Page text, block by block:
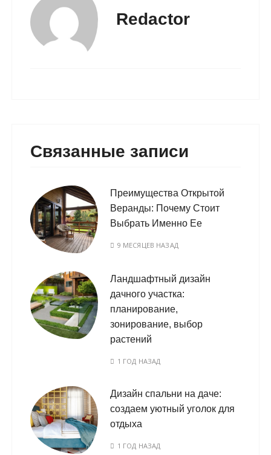
Redactor
Связанные записи
Преимущества Открытой
Веранды: Почему Стоит
Выбрать Именно Ее
9 МЕСЯЦЕВ НАЗАД
Ландшафтный дизайн
дачного участка:
планирование,
зонирование, выбор
растений
1 ГОД НАЗАД
Дизайн спальни на даче:
создаем уютный уголок для
отдыха
1 ГОД НАЗАД